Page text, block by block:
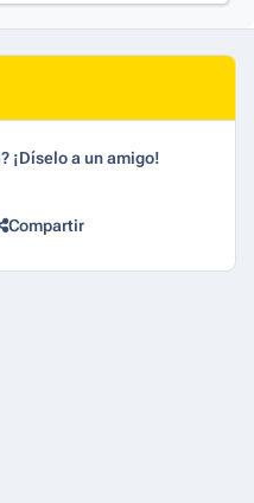
¡Díselo a un amigo!
Compartir